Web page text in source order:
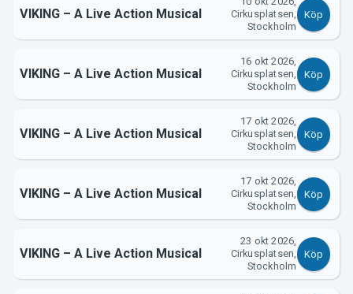
VIKING – A Live Action Musical
Cirkusplatsen,
Stockholm
Köp
VIKING – A Live Action Musical
16 okt 2026,
Cirkusplatsen,
Stockholm
Köp
VIKING – A Live Action Musical
17 okt 2026,
Cirkusplatsen,
Stockholm
Köp
VIKING – A Live Action Musical
17 okt 2026,
Cirkusplatsen,
Stockholm
Köp
VIKING – A Live Action Musical
23 okt 2026,
Cirkusplatsen,
Stockholm
Köp